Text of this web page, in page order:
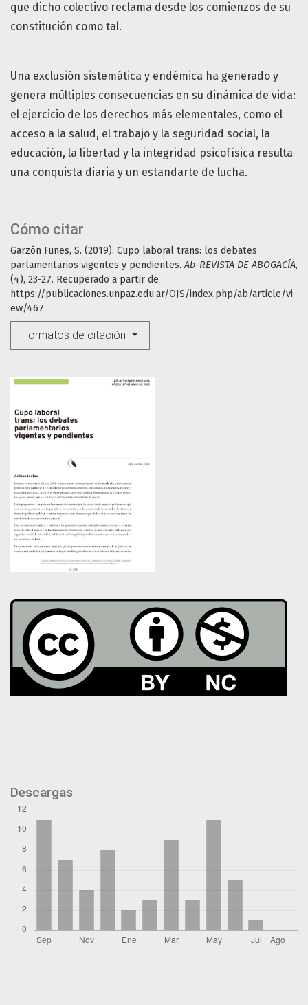
Cómo citar
Garzón Funes, S. (2019). Cupo laboral trans: los debates
parlamentarios vigentes y pendientes.Ab-REVISTA DE ABOGACÍA,
(4), 23-27. Recuperado a partir de
https://publicaciones.unpaz.edu.ar/OJS/index.php/ab/article/vi
ew/467
Formatos de citación
que dicho colectivo reclama desde los comienzos de su
constitución como tal.
Una exclusión sistemática y endémica ha generado y
genera múltiples consecuencias en su dinámica de vida:
el ejercicio de los derechos más elementales, como el
acceso a la salud, el trabajo y la seguridad social, la
educación, la libertad y la integridad psicofísica resulta
una conquista diaria y un estandarte de lucha.
Descargas